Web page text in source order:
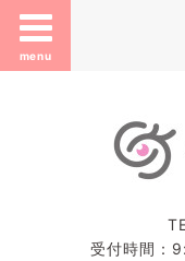
menu
受付時間：